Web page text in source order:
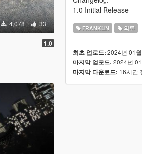
4,078 33
1.0
1.0 Initial Release
FRANKLIN 의류
최초 업로드: 2024년 01
마지막 업로드: 2024년
마지막 다운로드: 16시간